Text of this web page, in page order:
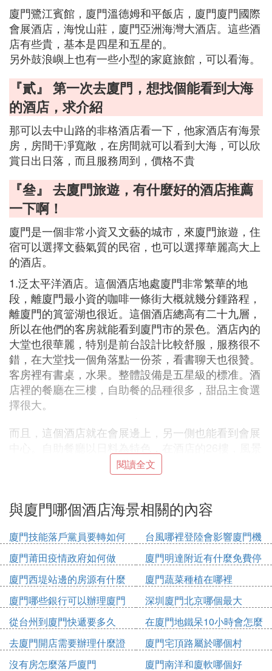
廈門鷺江賓館，廈門溫德姆和平飯店，廈門廈門國際
會展酒店，海悅山莊，廈門亞洲海灣大酒店。這些酒
店有些貴，基本是四星和五星的。
另外鼓浪嶼上也有一些小型的家庭旅館，可以看海。
『貳』 第一次去廈門，想找個能看到大海
的酒店，求介紹
那可以去中山路的非格酒店看一下，他家酒店有海景
房，房間干凈寬敞，在房間就可以看到大海，可以欣
賞日出日落，而且服務周到，價格不貴
『叄』 去廈門旅遊，有什麼好的酒店推薦
一下啊！
廈門是一個非常小資又文藝的城市，來廈門旅遊，住
宿可以選擇文藝氣質的民宿，也可以選擇華麗高大上
的酒店。
1.泛太平洋酒店。這個酒店地處廈門非常繁華的地
段，離廈門最小資的咖啡一條街大概就幾分鍾路程，
離廈門的篔簹湖也很近。這個酒店總高有二十九層，
所以在他們的客房就能看到廈門市的景色。酒店內的
大堂也很華麗，特別是前台設計比較舒服，服務很不
錯，在大堂找一個角落點一份茶，看書聊天也很贊。
客房裡有書桌，水果。整體設備是五星級的標准。酒
店裡的餐廳在三樓，自助餐的品種很多，甜品主食選
擇很大。
而且，這個酒店就在會展邊上，另一側也能看到會展
廈門，一個老牌旅遊城市，鼓浪嶼、廈門大學、金光
湖，文藝青年的聚集地，房價高居全國第五。廈門由
於旅遊資源豐富，眾多高端酒店品牌選擇進駐。希爾
頓集團旗下的奢華酒店品牌——華爾道夫，就是其中
之一。中國僅有的四家華爾道夫酒店，分別位於北
京、上海、成都和廈門，連廣州和深圳都沒有！
廈門的頂級酒店很多，這里推薦最值得入住的4家頂
奢酒店。
閱讀全文
與廈門哪個酒店海景相關的內容
廈門技能落戶黨員要轉如何
辦理
台風哪裡登陸會影響廈門機
場
廈門莆田疫情政府如何做
廈門明達附近有什麼免費停
車位
廈門西堤站邊的房源有什麼
廈門蔬菜種植在哪裡
廈門哪些銀行可以辦理廈門
市民卡
深圳廈門北京哪個最大
從台州到廈門快遞要多久
在廈門地鐵呆10小時會怎麼
收費
去廈門開店需要辦理什麼證
件
廈門宅頂路屬於哪個村
沒有房怎麼落戶廈門
廈門南洋和廈軟哪個好